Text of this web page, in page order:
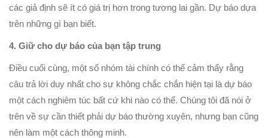
các giả định sẽ ít có giá trị hơn trong tương lai gần. Dự báo dựa
trên những gì bạn biết.
4. Giữ cho dự báo của bạn tập trung
Điều cuối cùng, một số nhóm tài chính có thể cảm thấy rằng
câu trả lời duy nhất cho sự không chắc chắn hiện tại là dự báo
một cách nghiêm túc bất cứ khi nào có thể. Chúng tôi đã nói ở
trên về sự cần thiết phải dự báo thường xuyên, nhưng bạn cũng
nên làm một cách thông minh.